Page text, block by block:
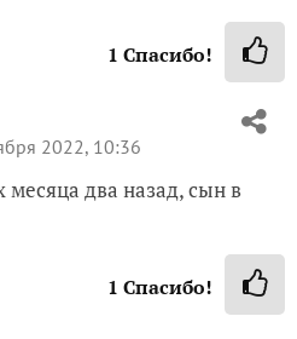
1 Спасибо!
2022, 10:36
два назад, сын в
1 Спасибо!